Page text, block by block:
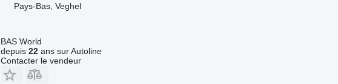
Pays-Bas, Veghel
BAS World
depuis 22ans sur Autoline
Contacter le vendeur